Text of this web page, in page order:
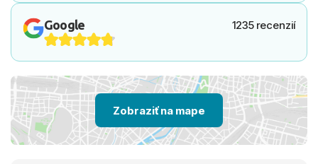
Google 1235 recenzií
Zobraziť na mape